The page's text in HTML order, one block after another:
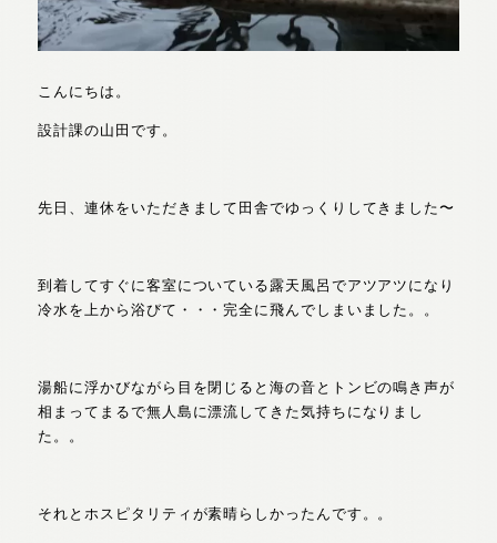
こんにちは。
設計課の山田です。
先日、連休をいただきまして田舎でゆっくりしてきました〜
到着してすぐに客室についている露天風呂でアツアツになり
冷水を上から浴びて・・・完全に飛んでしまいました。。
湯船に浮かびながら目を閉じると海の音とトンビの鳴き声が
相まってまるで無人島に漂流してきた気持ちになりまし
た。。
それとホスピタリティが素晴らしかったんです。。